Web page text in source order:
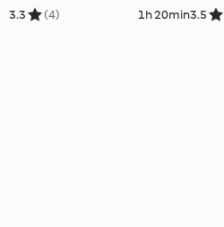
ervilha e menta
3.3 (4) 1h 20min3.5